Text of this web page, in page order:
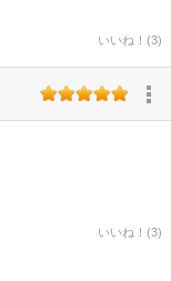
いいね！(3)
いいね！(3)